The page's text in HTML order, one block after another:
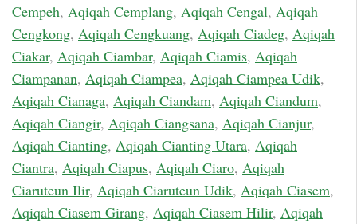
Cempeh, Aqiqah Cemplang, Aqiqah Cengal, Aqiqah
Cengkong, Aqiqah Cengkuang, Aqiqah Ciadeg, Aqiqah
Ciakar, Aqiqah Ciambar, Aqiqah Ciamis, Aqiqah
Ciampanan, Aqiqah Ciampea, Aqiqah Ciampea Udik,
Aqiqah Cianaga, Aqiqah Ciandam, Aqiqah Ciandum,
Aqiqah Ciangir, Aqiqah Ciangsana, Aqiqah Cianjur,
Aqiqah Cianting, Aqiqah Cianting Utara, Aqiqah
Ciantra, Aqiqah Ciapus, Aqiqah Ciaro, Aqiqah
Ciaruteun Ilir, Aqiqah Ciaruteun Udik, Aqiqah Ciasem,
Aqiqah Ciasem Girang, Aqiqah Ciasem Hilir, Aqiqah